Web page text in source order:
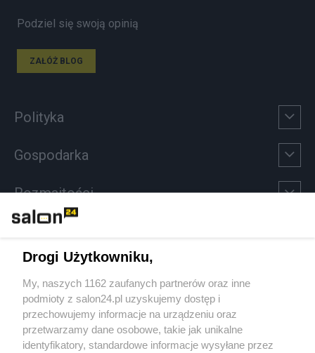
Podziel się swoją opinią
ZAŁÓŻ BLOG
Polityka
Gospodarka
Rozmaitości
Sport
Społeczeństwo
Kultura
Drogi Użytkowniku,
My, naszych 1162 zaufanych partnerów oraz inne
podmioty z salon24.pl uzyskujemy dostęp i
przechowujemy informacje na urządzeniu oraz
przetwarzamy dane osobowe, takie jak unikalne
identyfikatory, standardowe informacje wysyłane przez